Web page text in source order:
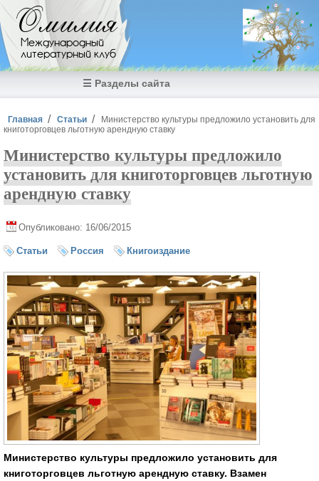
Перейти к основному содержанию
Омилия
Международный
литературный клуб
☰ Разделы сайта
Вы здесь
Главная Статьи
Министерство культуры предложило установить для
книготорговцев льготную арендную ставку
Министерство культуры предложило
установить для книготорговцев льготную
арендную ставку
Опубликовано: 16/06/2015
Статьи Россия Книгоиздание
Министерство культуры предложило установить для
книготорговцев льготную арендную ставку. Взамен